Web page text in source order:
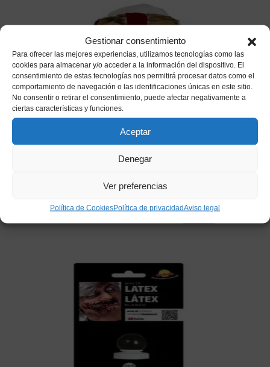
Gestionar consentimiento
Para ofrecer las mejores experiencias, utilizamos tecnologías como las
cookies para almacenar y/o acceder a la información del dispositivo. El
consentimiento de estas tecnologías nos permitirá procesar datos como el
comportamiento de navegación o las identificaciones únicas en este sitio.
No consentir o retirar el consentimiento, puede afectar negativamente a
ciertas características y funciones.
Aceptar
Denegar
Ver preferencias
Política de CookiesPolítica de privacidadAviso legal
Turbante Árabe del Desierto